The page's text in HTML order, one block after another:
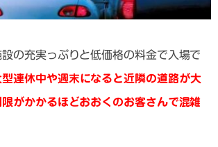
の充実っぷりと低価格の料金で入場で
型連休中や週末になると近隣の道路が大
がかかるほどおおくのお客さんで混雑